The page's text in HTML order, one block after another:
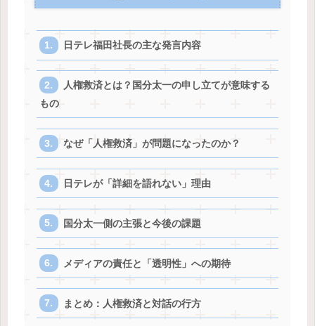
日テレ福田社長の主な発言内容
人権救済とは？国分太一の申し立てが意味する
もの
なぜ「人権救済」が問題になったのか？
日テレが「詳細を語れない」理由
国分太一側の主張と今後の課題
メディアの責任と「透明性」への期待
まとめ：人権救済と対話の行方